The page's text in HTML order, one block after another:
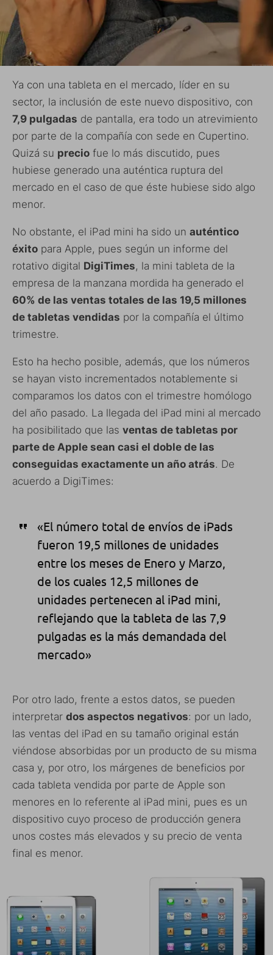
Ya con una tableta en el mercado, líder en su
sector, la inclusión de este nuevo dispositivo, con
7,9 pulgadas de pantalla, era todo un atrevimiento
por parte de la compañía con sede en Cupertino.
Quizá su precio fue lo más discutido, pues
hubiese generado una auténtica ruptura del
mercado en el caso de que éste hubiese sido algo
menor.
No obstante, el iPad mini ha sido un auténtico
éxito para Apple, pues según un informe del
rotativo digital DigiTimes, la mini tableta de la
empresa de la manzana mordida ha generado el
60% de las ventas totales de las 19,5 millones
de tabletas vendidas por la compañía el último
trimestre.
Esto ha hecho posible, además, que los números
se hayan visto incrementados notablemente si
comparamos los datos con el trimestre homólogo
del año pasado. La llegada del iPad mini al mercado
ha posibilitado que las ventas de tabletas por
parte de Apple sean casi el doble de las
conseguidas exactamente un año atrás. De
acuerdo a DigiTimes:
«El número total de envíos de iPads
fueron 19,5 millones de unidades
entre los meses de Enero y Marzo,
de los cuales 12,5 millones de
unidades pertenecen al iPad mini,
reflejando que la tableta de las 7,9
pulgadas es la más demandada del
mercado»
Por otro lado, frente a estos datos, se pueden
interpretar dos aspectos negativos: por un lado,
las ventas del iPad en su tamaño original están
viéndose absorbidas por un producto de su misma
casa y, por otro, los márgenes de beneficios por
cada tableta vendida por parte de Apple son
menores en lo referente al iPad mini, pues es un
dispositivo cuyo proceso de producción genera
unos costes más elevados y su precio de venta
final es menor.